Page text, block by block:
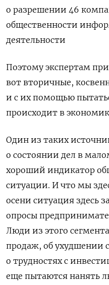
о разрешении 46
общественности
деятельности
Поэтому экспертам
вот вторичные,
и с их помощью
происходит в
Один из таких
о состоянии дел в
хороший индикатор
ситуации. И что мы
осени ситуация здесь
опросы
Люди из этого
продаж, об ухудшении
о трудностях с
еще пытаются нанять